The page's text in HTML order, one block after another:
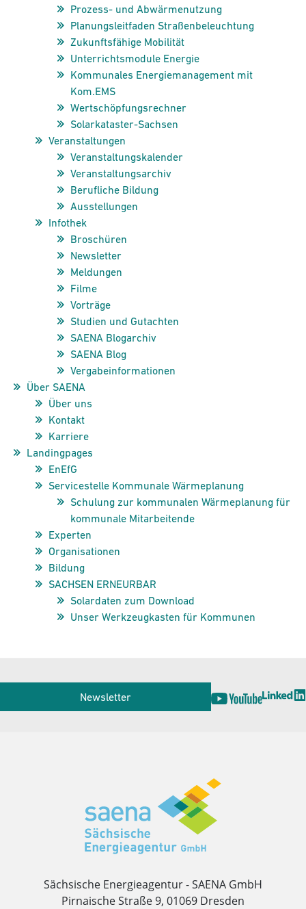
Prozess- und Abwärmenutzung
Planungs­leit­faden Straßen­beleuchtung
Zukunftsfähige Mobilität
Unterrichtsmodule Energie
Kommunales Energie­management mit
Kom.EMS
Wertschöpfungsrechner
Solarkataster-Sachsen
Veranstaltungen
Veranstaltungs­kalender
Veranstaltungsarchiv
Berufliche Bildung
Aus­­stellungen
Infothek
Broschüren
Newsletter
Meldungen
Filme
Vorträge
Studien und Gutachten
SAENA Blogarchiv
SAENA Blog
Vergabeinformationen
Über SAENA
Über uns
Kontakt
Karriere
Landingpages
EnEfG
Servicestelle Kommunale Wärmeplanung
Schulung zur kommunalen Wärmeplanung für
kommunale Mitarbeitende
Experten
Organisationen
Bildung
SACHSEN ERNEURBAR
Solardaten zum Download
Unser Werkzeugkasten für Kommunen
Newsletter
Sächsische Energieagentur - SAENA GmbH
Pirnaische Straße 9, 01069 Dresden